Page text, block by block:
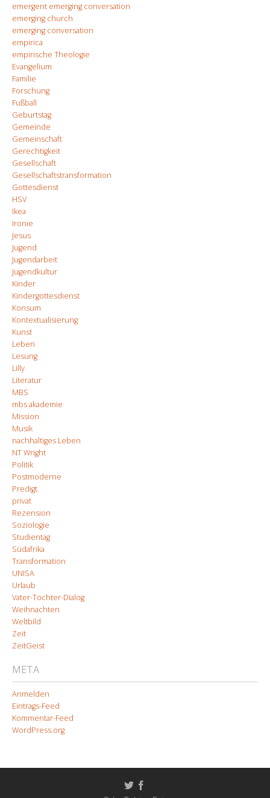
emergent emerging conversation
emerging church
emerging conversation
empirica
empirische Theologie
Evangelium
Familie
Forschung
Fußball
Geburtstag
Gemeinde
Gemeinschaft
Gerechtigkeit
Gesellschaft
Gesellschaftstransformation
Gottesdienst
HSV
Ikea
Ironie
Jesus
Jugend
Jugendarbeit
Jugendkultur
Kinder
Kindergottesdienst
Konsum
Kontextualisierung
Kunst
Leben
Lesung
Lilly
Literatur
MBS
mbs akademie
Mission
Musik
nachhaltiges Leben
NT Wright
Politik
Postmoderne
Predigt
privat
Rezension
Soziologie
Studientag
Südafrika
Transformation
UNISA
Urlaub
Vater-Tochter-Dialog
Weihnachten
Weltbild
Zeit
ZeitGeist
META
Anmelden
Eintrags-Feed
Kommentar-Feed
WordPress.org